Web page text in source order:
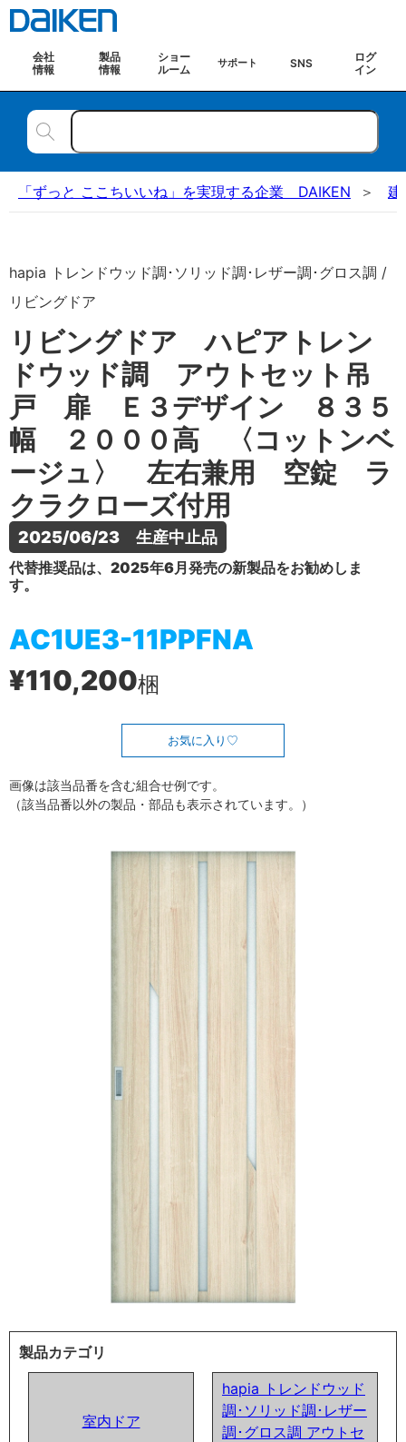
会社
情報
製品
情報
ショー
ルーム
サポート SNS
ログ
イン
「ずっと ここちいいね」を実現する企業 DAIKEN 建
hapia トレンドウッド調･ソリッド調･レザー調･グロス調 /
リビングドア
リビングドア ハピアトレン
ドウッド調 アウトセット吊
戸 扉 Ｅ３デザイン ８３５
幅 ２０００高 〈コットンベ
ージュ〉 左右兼用 空錠 ラ
クラクローズ付用
2025/06/23　生産中止品
代替推奨品は、2025年6月発売の新製品をお勧めしま
す。
AC1UE3-11PPFNA
¥110,200梱
お気に入り
画像は該当品番を含む組合せ例です。
（該当品番以外の製品・部品も表示されています。）
製品カテゴリ
室内ドア
hapia トレンドウッド
調･ソリッド調･レザー
調･グロス調 アウトセ